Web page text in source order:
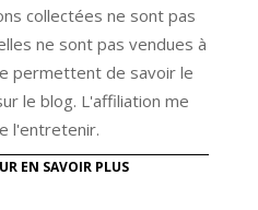
collectées ne sont pas
ne sont pas vendues à
permettent de savoir le
le blog. L'affiliation me
l'entretenir.
EN SAVOIR PLUS